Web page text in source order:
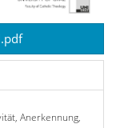
Anerkennung,